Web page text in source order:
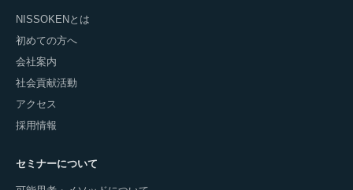
NISSOKENとは
初めての方へ
会社案内
社会貢献活動
アクセス
採用情報
セミナーについて